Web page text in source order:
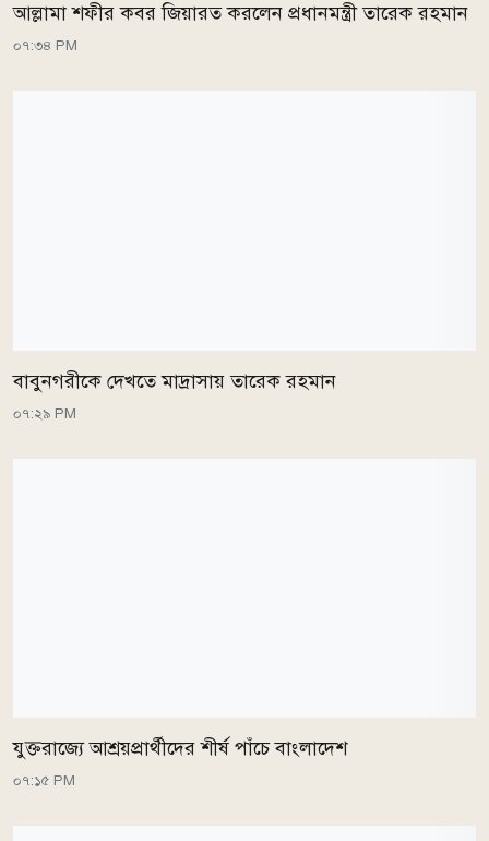
আল্লামা শফীর কবর জিয়ারত করলেন প্রধানমন্ত্রী তারেক রহমান
০৭:৩৪ PM
বাবুনগরীকে দেখতে মাদ্রাসায় তারেক রহমান
০৭:২৯ PM
যুক্তরাজ্যে আশ্রয়প্রার্থীদের শীর্ষ পাঁচে বাংলাদেশ
০৭:১৫ PM